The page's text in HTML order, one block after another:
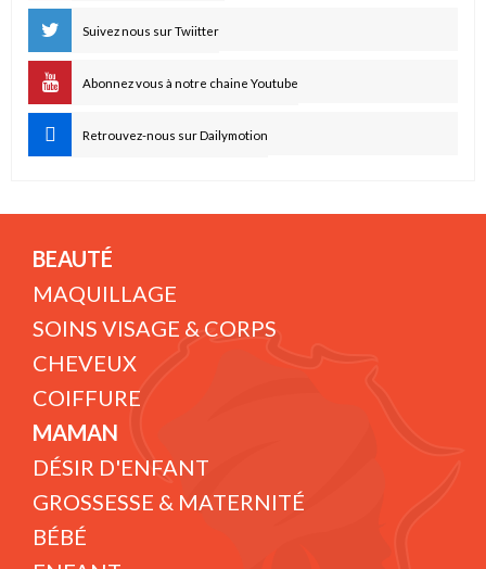
Suivez nous sur Twiitter
Abonnez vous à notre chaine Youtube
Retrouvez-nous sur Dailymotion
BEAUTÉ
MAQUILLAGE
SOINS VISAGE & CORPS
CHEVEUX
COIFFURE
MAMAN
DÉSIR D'ENFANT
GROSSESSE & MATERNITÉ
BÉBÉ